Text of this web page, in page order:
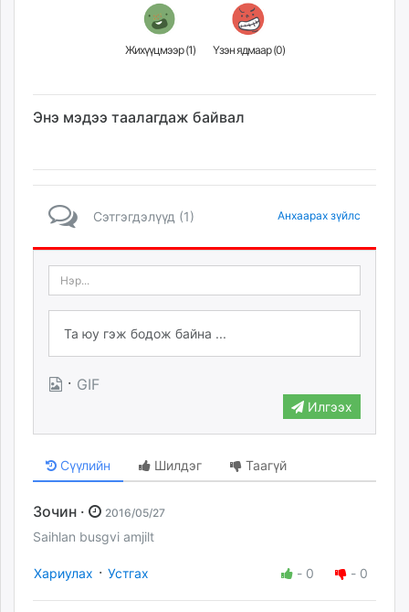
Жихүүцмээр (1) Үзэн ядмаар (0)
Энэ мэдээ таалагдаж байвал
Сэтгэгдэлүүд (1) Анхаарах зүйлс
· GIF
Илгээх
Сүүлийн Шилдэг Таагүй
Зочин · 2016/05/27
Saihlan busgvi amjilt
Хариулах · Устгах - 0 - 0